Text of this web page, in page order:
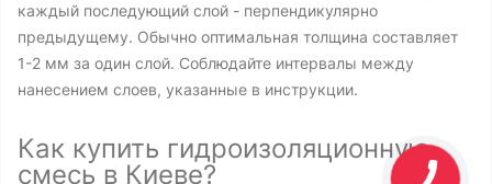
каждый последующий слой - перпендикулярно
предыдущему. Обычно оптимальная толщина составляет
1-2 мм за один слой. Соблюдайте интервалы между
нанесением слоев, указанные в инструкции.
Как купить гидроизоляционную
смесь в Киеве?